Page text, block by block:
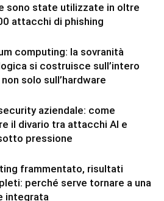
sono state utilizzate in oltre
attacchi di phishing
computing: la sovranità
si costruisce sull’intero
solo sull’hardware
aziendale: come
il divario tra attacchi AI e
pressione
frammentato, risultati
perché serve tornare a una
integrata